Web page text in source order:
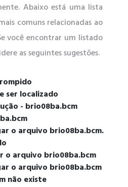
Abaixo está uma lista
comuns relacionadas ao
você encontrar um listado
as seguintes sugestões.
ser localizado
- brio08ba.bcm
o arquivo brio08ba.bcm.
o arquivo brio08ba.bcm
o arquivo brio08ba.bcm
não existe